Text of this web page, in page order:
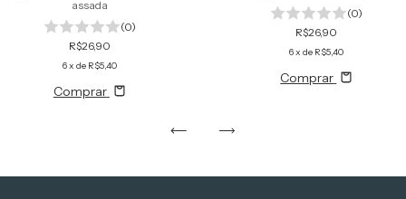
assada
(0)
R$26,90
6x de R$5,40
Comprar
(0)
R$26,90
6x de R$5,40
Comprar